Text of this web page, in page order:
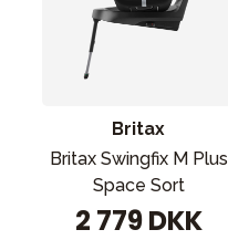
Britax
Britax Swingfix M Plus
Space Sort
2 779 DKK